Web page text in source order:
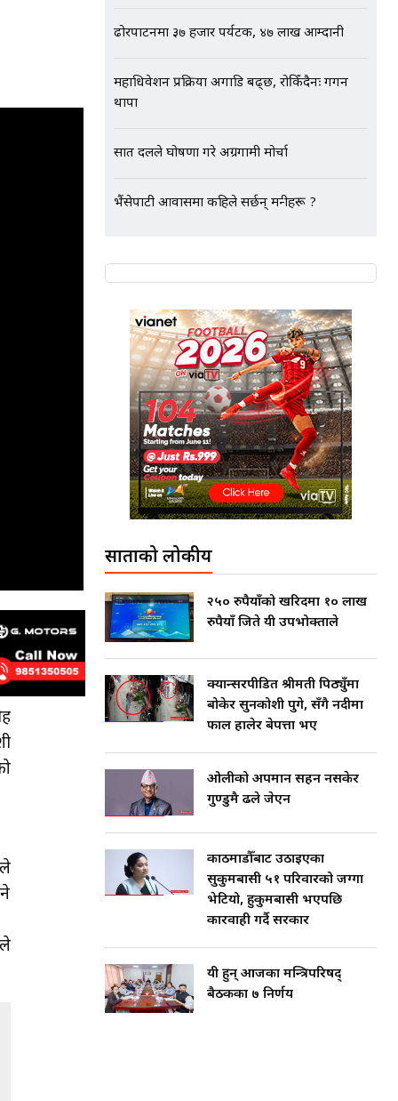
ढोरपाटनमा ३७ हजार पर्यटक, ४७ लाख आम्दानी
महाधिवेशन प्रक्रिया अगाडि बढ्छ, रोकिँदैनः गगन
थापा
सात दलले घोषणा गरे अग्रगामी मोर्चा
भैंसेपाटी आवासमा कहिले सर्छन् मन्त्रीहरू ?
साताको लोकप्रीय
२५० रुपैयाँको खरिदमा १० लाख
रुपैयाँ जिते यी उपभोक्ताले
क्यान्सरपीडित श्रीमती पिठ्युँमा
बोकेर सुनकोशी पुगे, सँगै नदीमा
फाल हालेर बेपत्ता भए
ओलीको अपमान सहन नसकेर
गुण्डुमै ढले जेएन
काठमाडौँबाट उठाइएका
सुकुमबासी ५१ परिवारको जग्गा
भेटियो, हुकुमबासी भएपछि
कारवाही गर्दै सरकार
यी हुन् आजका मन्त्रिपरिषद्
बैठकका ७ निर्णय